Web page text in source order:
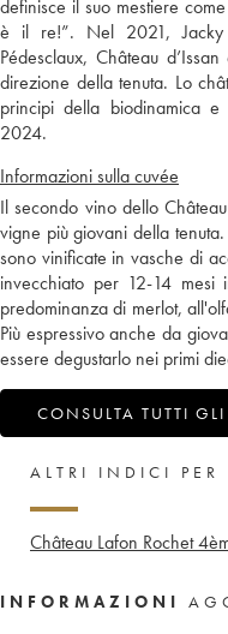
definisce il suo mestiere
è il re!”. Nel 2021, Jacky
Pédesclaux, Château
direzione della tenuta. Lo
principi della biodinamica
2024.
Informazioni sulla cuvée
Il secondo vino dello
vigne più giovani della
sono vinificate in vasche di
invecchiato per 12-14
predominanza di merlot,
Più espressivo anche da
essere degustarlo nei primi
CONSULTA TUTTI
ALTRI INDICI
Château Lafon Rochet
INFORMAZIONI